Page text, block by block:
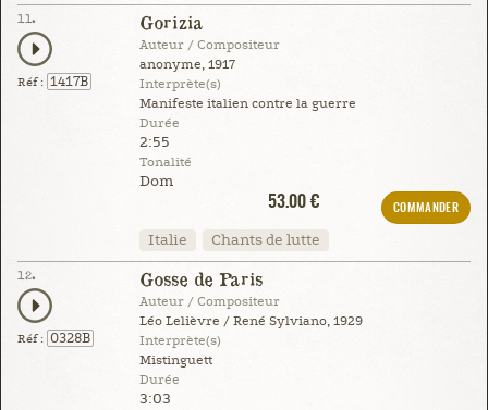
11.
Réf : 1417B
Gorizia
Auteur / Compositeur
anonyme, 1917
Interprète(s)
Manifeste italien contre la guerre
Durée
2:55
Tonalité
Dom
53.00 €
COMMANDER
Italie Chants de lutte
12.
Réf : 0328B
Gosse de Paris
Auteur / Compositeur
Léo Lelièvre / René Sylviano, 1929
Interprète(s)
Mistinguett
Durée
3:03